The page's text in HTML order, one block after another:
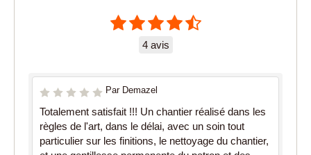
4 avis
Par Demazel
Totalement satisfait !!! Un chantier réalisé dans les
règles de l'art, dans le délai, avec un soin tout
particulier sur les finitions, le nettoyage du chantier,